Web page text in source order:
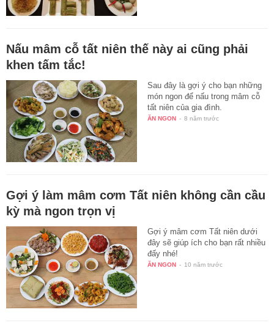
Nấu mâm cỗ tất niên thế này ai cũng phải
khen tấm tắc!
Sau đây là gợi ý cho bạn những
món ngon để nấu trong mâm cỗ
tất niên của gia đình.
ĂN NGON - 8 năm trước
Gợi ý làm mâm cơm Tất niên không cần cầu
kỳ mà ngon trọn vị
Gợi ý mâm cơm Tất niên dưới
đây sẽ giúp ích cho bạn rất nhiều
đấy nhé!
ĂN NGON - 10 năm trước